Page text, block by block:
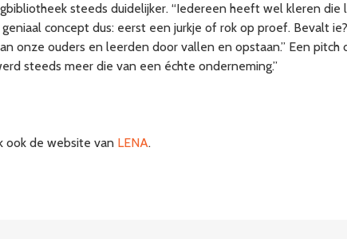
steeds duidelijker. “Iedereen heeft wel kleren
concept dus: eerst een jurkje of rok op proef. Bevalt
onze ouders en leerden door vallen en opstaan.” Een pitch
steeds meer die van een échte onderneming.”
ook de website van LENA.